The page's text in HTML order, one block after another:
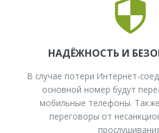
НАДЁЖНОСТЬ И
В случае потери Интернет-
основной номер будут
мобильные телефоны.
переговоры от